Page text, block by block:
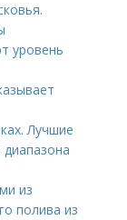
уровень
Лучшие
из
полива из